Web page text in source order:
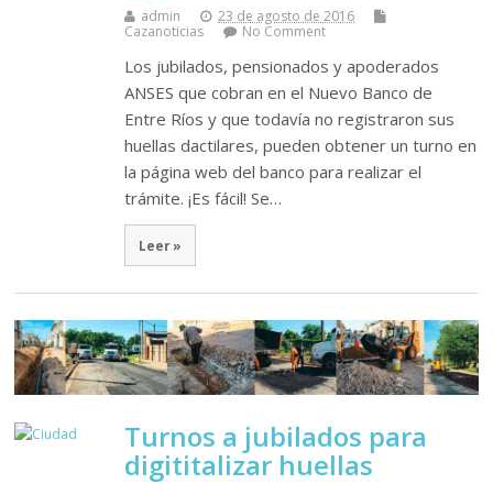
admin
23 de agosto de 2016
Cazanoticias
No Comment
Los jubilados, pensionados y apoderados
ANSES que cobran en el Nuevo Banco de
Entre Ríos y que todavía no registraron sus
huellas dactilares, pueden obtener un turno en
la página web del banco para realizar el
trámite. ¡Es fácil! Se…
Leer »
Turnos a jubilados para
digititalizar huellas